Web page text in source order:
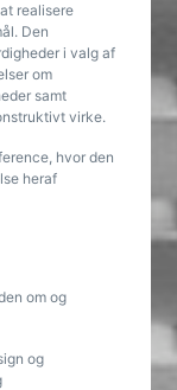
realisere
Den
i valg af
om
samt
virke.
hvor den
heraf
om og
og